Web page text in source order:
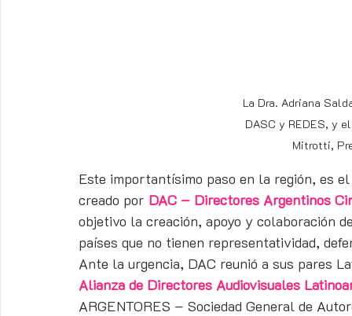
La Dra. Adriana
DASC y REDES, y
Mitrotti,
Este importantísimo paso en la región, es
creado por DAC – Directores Argentinos
objetivo la creación, apoyo y colaboración
países que no tienen representatividad,
Ante la urgencia, DAC reunió a sus pares
Alianza de Directores Audiovisuales
ARGENTORES – Sociedad General de